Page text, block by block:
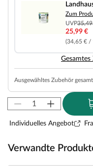
Zum
UVP
25,99 €
(34,65 € /
Ausgewähltes Zubehör gesamt
Individuelles Angebot
Verwandte